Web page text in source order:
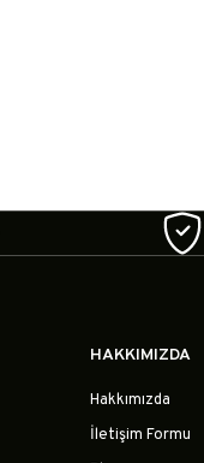
HAKKIMIZDA
Hakkımızda
İletişim Formu